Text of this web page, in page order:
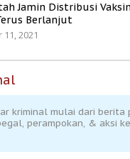
Jamin Distribusi
Berlanjut
2021
kriminal mulai dari berita
perampokan, & aksi